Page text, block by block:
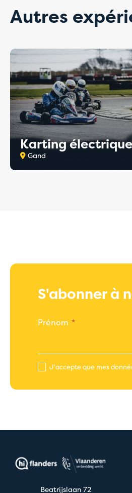
Autres
Karting électrique
Gand
S'abonner à
Prénom
J'accepte que mes
Beatrijslaan 72